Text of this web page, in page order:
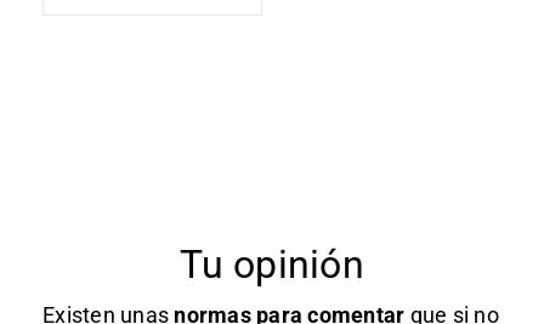
Tu opinión
Existen unas normas para comentar que si no